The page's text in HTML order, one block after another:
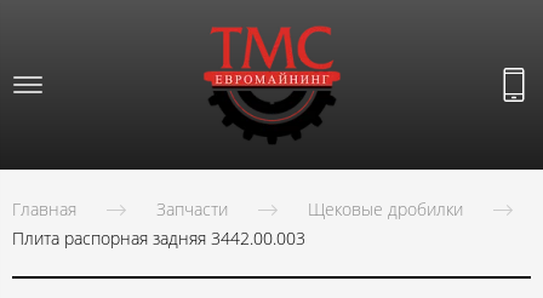
Главная Запчасти
Щековые дробилки
Плита распорная задняя 3442.00.003